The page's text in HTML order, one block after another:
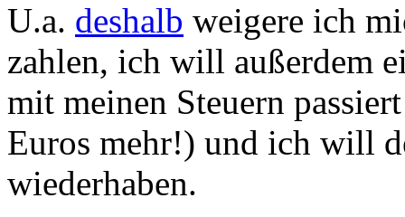
U.a. deshalb weigere ich
zahlen, ich will außerdem
mit meinen Steuern
Euros mehr!) und ich will
wiederhaben.